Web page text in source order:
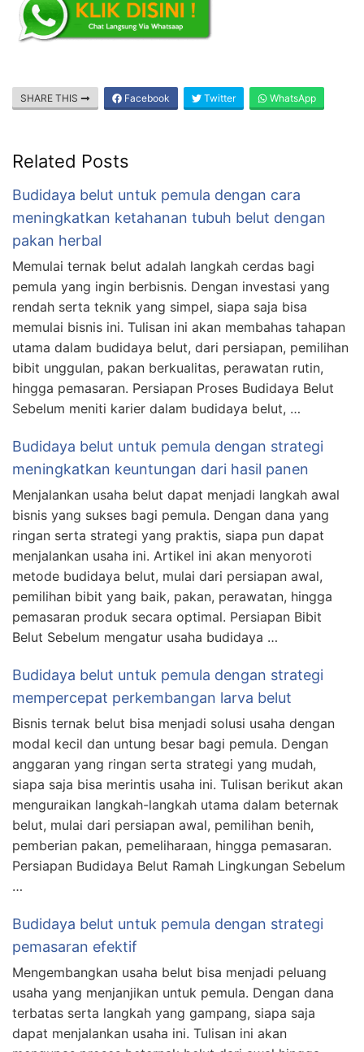
SHARE THIS Facebook Twitter WhatsApp
Related Posts
Budidaya belut untuk pemula dengan cara
meningkatkan ketahanan tubuh belut dengan
pakan herbal
Memulai ternak belut adalah langkah cerdas bagi
pemula yang ingin berbisnis. Dengan investasi yang
rendah serta teknik yang simpel, siapa saja bisa
memulai bisnis ini. Tulisan ini akan membahas tahapan
utama dalam budidaya belut, dari persiapan, pemilihan
bibit unggulan, pakan berkualitas, perawatan rutin,
hingga pemasaran. Persiapan Proses Budidaya Belut
Sebelum meniti karier dalam budidaya belut, …
Budidaya belut untuk pemula dengan strategi
meningkatkan keuntungan dari hasil panen
Menjalankan usaha belut dapat menjadi langkah awal
bisnis yang sukses bagi pemula. Dengan dana yang
ringan serta strategi yang praktis, siapa pun dapat
menjalankan usaha ini. Artikel ini akan menyoroti
metode budidaya belut, mulai dari persiapan awal,
pemilihan bibit yang baik, pakan, perawatan, hingga
pemasaran produk secara optimal. Persiapan Bibit
Belut Sebelum mengatur usaha budidaya …
Budidaya belut untuk pemula dengan strategi
mempercepat perkembangan larva belut
Bisnis ternak belut bisa menjadi solusi usaha dengan
modal kecil dan untung besar bagi pemula. Dengan
anggaran yang ringan serta strategi yang mudah,
siapa saja bisa merintis usaha ini. Tulisan berikut akan
menguraikan langkah-langkah utama dalam beternak
belut, mulai dari persiapan awal, pemilihan benih,
pemberian pakan, pemeliharaan, hingga pemasaran.
Persiapan Budidaya Belut Ramah Lingkungan Sebelum
…
Budidaya belut untuk pemula dengan strategi
pemasaran efektif
Mengembangkan usaha belut bisa menjadi peluang
usaha yang menjanjikan untuk pemula. Dengan dana
terbatas serta langkah yang gampang, siapa saja
dapat menjalankan usaha ini. Tulisan ini akan